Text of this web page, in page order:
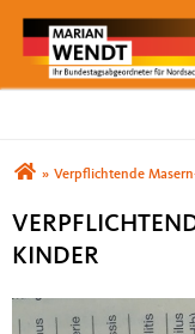
Sie sind hier
» Verpflichtende
KINDER